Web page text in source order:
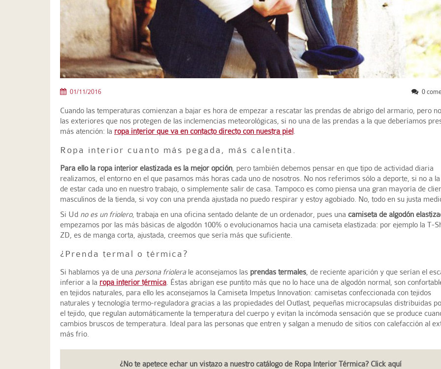
01/11/2016 0
Cuando las temperaturas comienzan a bajar es hora de empezar a rescatar las prendas de abrigo del armario, pero
las exteriores que nos protegen de las inclemencias meteorológicas, si no una de las prendas a la que deberíamos
más atención: la ropa interior que va en contacto directo con nuestra piel.
Ropa interior cuanto más pegada, más calentita.
Para ello la ropa interior elastizada es la mejor opción, pero también debemos pensar en que tipo de actividad diaria
realizamos, el entorno en el que pasamos más horas cada uno de nosotros. No nos referimos sólo a deporte, si no a
de estar cada uno en nuestro trabajo, o simplemente salir de casa. Tampoco es como piensa una gran mayoría de
masculinos de la tienda, si voy con una prenda ajustada no puedo respirar y estoy agobiado. No, todo en su justa
Si Ud no es un friolero, trabaja en una oficina sentado delante de un ordenador, pues una camiseta de algodón
empezamos por las más básicas de algodón 100% o evolucionamos hacia una camiseta elastizada: por ejemplo la T-
ZD, es de manga corta, ajustada, creemos que sería más que suficiente.
¿Prenda termal o térmica?
Si hablamos ya de una persona friolera le aconsejamos las prendas termales, de reciente aparición y que serían el
inferior a la ropa interior térmica. Éstas abrigan ese puntito más que no lo hace una de algodón normal, son
en tejidos naturales, para ello les aconsejamos la Camiseta Impetus Innovation: camisetas confeccionada con tejidos
naturales y tecnología termo-reguladora gracias a las propiedades del Outlast, pequeñas microcapsulas distribuidas
el tejido, que regulan automáticamente la temperatura del cuerpo y evitan la incómoda sensación que se produce
cambios bruscos de temperatura. Ideal para las personas que entren y salgan a menudo de sitios con calefacción al
más frío.
¿No te apetece echar un vistazo a nuestro catálogo de Ropa Interior Térmica? Click aquí